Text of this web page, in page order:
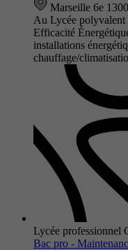
Marseille 6e
Au Lycée polyvalent
Efficacité
installations
chauffage/
Lycée professionnel
Bac pro -